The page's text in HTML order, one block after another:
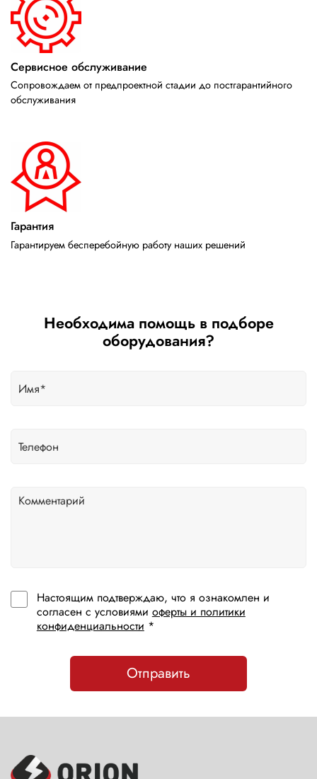
Сервисное обслуживание
Сопровождаем от предпроектной стадии до постгарантийного
обслуживания
Гарантия
Гарантируем бесперебойную работу наших решений
Необходима помощь в подборе
оборудования?
Настоящим подтверждаю, что я ознакомлен и
согласен с условиями оферты и политики
конфиденциальности *
Отправить